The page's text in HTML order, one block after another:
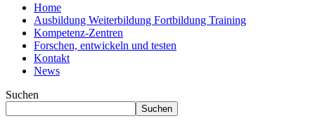
Home
Ausbildung Weiterbildung Fortbildung Training
Kompetenz-Zentren
Forschen, entwickeln und testen
Kontakt
News
Suchen
Suchen